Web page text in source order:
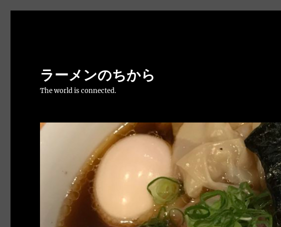
ラーメンのちから
The world is connected.